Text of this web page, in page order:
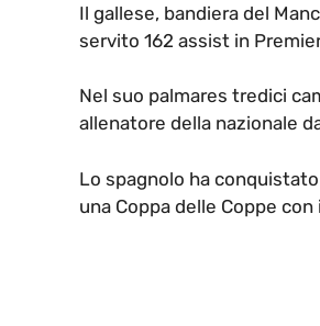
Il gallese, bandiera del
servito 162 assist in
Nel suo palmares tredici
allenatore della nazionale
Lo spagnolo ha
una Coppa delle Coppe con